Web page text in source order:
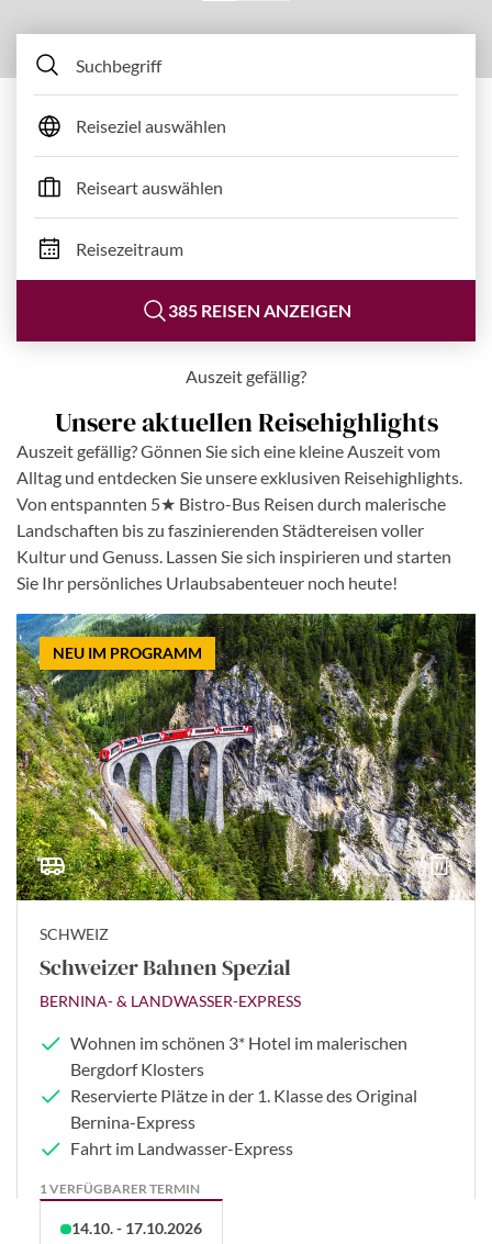
Reiseziel auswählen
Reiseart auswählen
Reisezeitraum
385 REISEN ANZEIGEN
Auszeit gefällig?
Unsere aktuellen Reisehighlights
Auszeit gefällig? Gönnen Sie sich eine kleine Auszeit vom
Alltag und entdecken Sie unsere exklusiven Reisehighlights.
Von entspannten 5★ Bistro-Bus Reisen durch malerische
Landschaften bis zu faszinierenden Städtereisen voller
Kultur und Genuss. Lassen Sie sich inspirieren und starten
Sie Ihr persönliches Urlaubsabenteuer noch heute!
NEU IM PROGRAMM
SCHWEIZ
Schweizer Bahnen Spezial
BERNINA- & LANDWASSER-EXPRESS
Wohnen im schönen 3* Hotel im malerischen
Bergdorf Klosters
Reservierte Plätze in der 1. Klasse des Original
Bernina-Express
Fahrt im Landwasser-Express
1 VERFÜGBARER TERMIN
14.10. - 17.10.2026